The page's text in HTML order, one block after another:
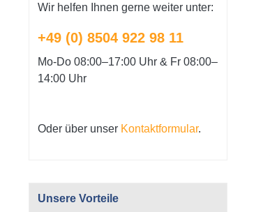
Wir helfen Ihnen gerne weiter unter:
+49 (0) 8504 922 98 11
Mo-Do 08:00–17:00 Uhr & Fr 08:00–
14:00 Uhr
Oder über unser Kontaktformular.
Unsere Vorteile